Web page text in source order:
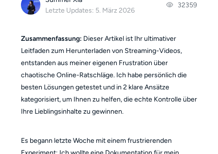
Letzte Updates: 5. März 2026
32359
Zusammenfassung: Dieser Artikel ist Ihr ultimativer
Leitfaden zum Herunterladen von Streaming-Videos,
entstanden aus meiner eigenen Frustration über
chaotische Online-Ratschläge. Ich habe persönlich die
besten Lösungen getestet und in 2 klare Ansätze
kategorisiert, um Ihnen zu helfen, die echte Kontrolle über
Ihre Lieblingsinhalte zu gewinnen.
Es begann letzte Woche mit einem frustrierenden